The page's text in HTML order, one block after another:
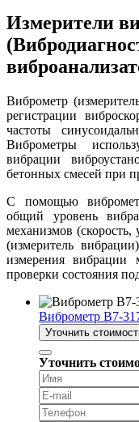
Измерители
Виброметр
регистрации
частоты
Виброметры
вибрации
бетонных смесей при
С помощью
общий уровень
механизмов
(измеритель
измерения вибрации
проверки состояния
Виброметр В7-
Уточнить
Уточнить